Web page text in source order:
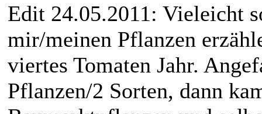
Edit 24.05.2011: Vieleicht
mir/meinen Pflanzen
viertes Tomaten Jahr.
Pflanzen/2 Sorten, dann